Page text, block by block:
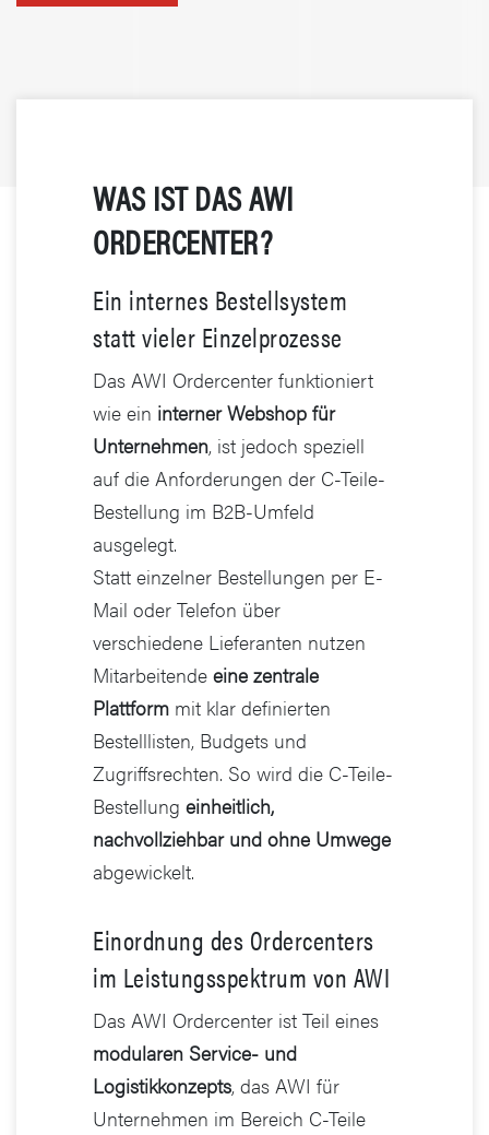
WAS IST DAS AWI
ORDERCENTER?
Ein internes Bestellsystem
statt vieler Einzelprozesse
Das AWI Ordercenter funktioniert
wie ein interner Webshop für
Unternehmen, ist jedoch speziell
auf die Anforderungen der C-Teile-
Bestellung im B2B-Umfeld
ausgelegt.
Statt einzelner Bestellungen per E-
Mail oder Telefon über
verschiedene Lieferanten nutzen
Mitarbeitendeeine zentrale
Plattform mit klar definierten
Bestelllisten, Budgets und
Zugriffsrechten. So wird die C-Teile-
Bestellungeinheitlich,
nachvollziehbar und ohne Umwege
abgewickelt.
Einordnung des Ordercenters
im Leistungsspektrum von AWI
Das AWI Ordercenter ist Teil eines
modularen Service- und
Logistikkonzepts, das AWI für
Unternehmen im Bereich C-Teile